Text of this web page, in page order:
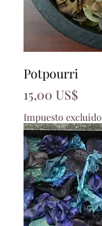
Potpourri
Precio
15,00 US$
Impuesto excluido